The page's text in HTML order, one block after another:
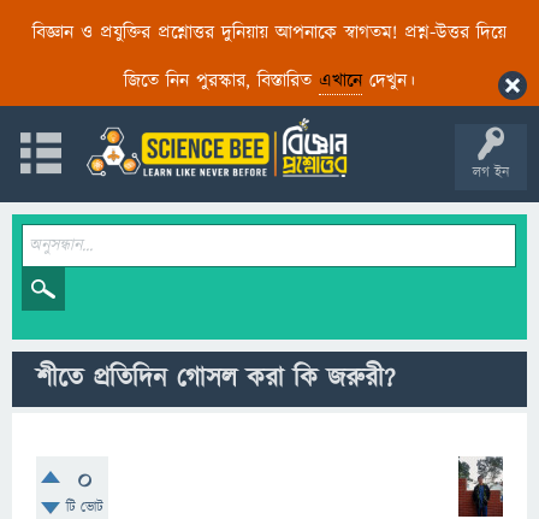
বিজ্ঞান ও প্রযুক্তির প্রশ্নোত্তর দুনিয়ায় আপনাকে স্বাগতম! প্রশ্ন-উত্তর দিয়ে
জিতে নিন পুরস্কার, বিস্তারিত এখানেদেখুন।
লগ ইন
শীতে প্রতিদিন গোসল করা কি জরুরী?
0
টি ভোট